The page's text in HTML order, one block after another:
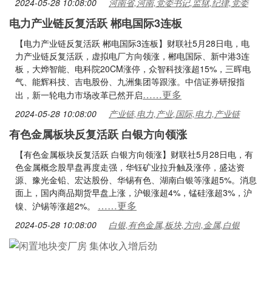
2024-05-28 10:08:00 河南省,河南,党委书记,监狱,纪律,党委
电力产业链反复活跃 郴电国际3连板
【电力产业链反复活跃 郴电国际3连板】财联社5月28日电，电
力产业链反复活跃，虚拟电厂方向领涨，郴电国际、新中港3连
板，大烨智能、电科院20CM涨停，众智科技涨超15%，三晖电
气、能辉科技、吉电股份、九洲集团等跟涨。中信证券研报指
出，新一轮电力市场改革已然开启……更多
2024-05-28 10:08:00 产业链,电力,产业,国际,电力,产业链
有色金属板块反复活跃 白银方向领涨
【有色金属板块反复活跃 白银方向领涨】财联社5月28日电，有
色金属概念股早盘再度走强，华钰矿业拉升触及涨停，盛达资
源、豫光金铅、宏达股份、华锡有色、湖南白银等涨超5%。消息
面上，国内商品期货早盘上涨，沪银涨超4%，锰硅涨超3%，沪
镍、沪锡等涨超2%。 ……更多
2024-05-28 10:08:00 白银,有色金属,板块,方向,金属,白银